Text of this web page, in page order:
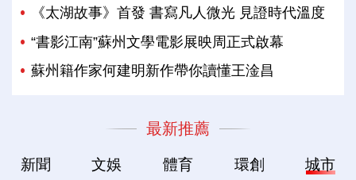
《太湖故事》首發 書寫凡人微光 見證時代溫度
“書影江南”蘇州文學電影展映周正式啟幕
蘇州籍作家何建明新作帶你讀懂王淦昌
最新推薦
新聞 文娛 體育 環創 城市